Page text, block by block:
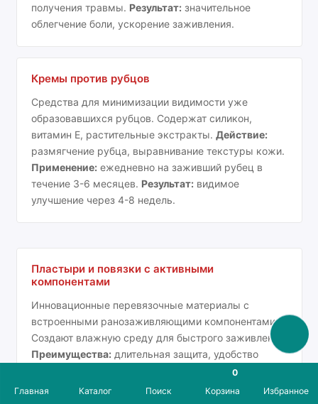
Главная Каталог Поиск Корзина
0
Избранное
получения травмы. Результат:значительное
облегчение боли, ускорение заживления.
Кремы против рубцов
Средства для минимизации видимости уже
образовавшихся рубцов. Содержат силикон,
витамин E, растительные экстракты. Действие:
размягчение рубца, выравнивание текстуры кожи.
Применение:ежедневно на заживший рубец в
течение 3-6 месяцев. Результат:видимое
улучшение через 4-8 недель.
Пластыри и повязки с активными
компонентами
Инновационные перевязочные материалы с
встроенными ранозаживляющими компонентами.
Создают влажную среду для быстрого заживления.
Преимущества:длительная защита, удобство
Применение:
каждые 24-48 часов.
Результат:
заживление в